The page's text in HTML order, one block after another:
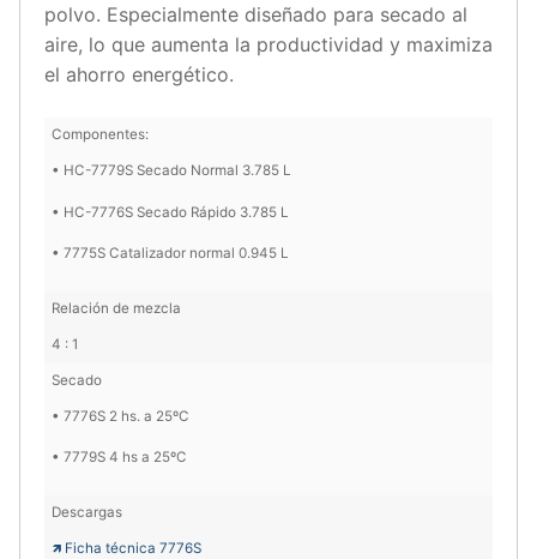
polvo. Especialmente diseñado para secado al
aire, lo que aumenta la productividad y maximiza
el ahorro energético.
Componentes:
• HC-7779S Secado Normal 3.785 L
• HC-7776S Secado Rápido 3.785 L
• 7775S Catalizador normal 0.945 L
Relación de mezcla
4 : 1
Secado
• 7776S 2 hs. a 25ºC
• 7779S 4 hs a 25ºC
Descargas
🡽 Ficha técnica 7776S